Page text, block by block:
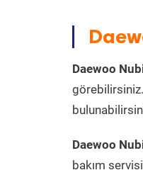
Daewoo
Daewoo
bakım